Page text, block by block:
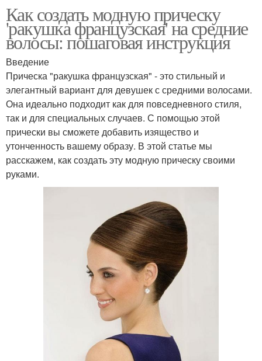
Как создать модную прическу
'ракушка французская' на средние
волосы: пошаговая инструкция
Введение
Прическа "ракушка французская" - это стильный и
элегантный вариант для девушек с средними волосами.
Она идеально подходит как для повседневного стиля,
так и для специальных случаев. С помощью этой
прически вы сможете добавить изящество и
утонченность вашему образу. В этой статье мы
расскажем, как создать эту модную прическу своими
руками.